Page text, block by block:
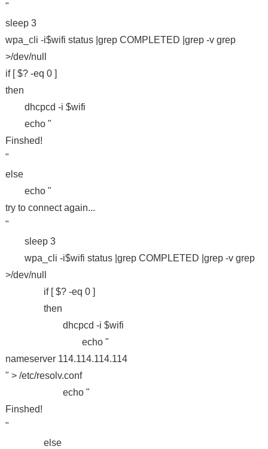
"
sleep 3
wpa_cli -i$wifi status |grep COMPLETED |grep -v grep
>/dev/null
if [ $? -eq 0 ]
then
dhcpcd -i $wifi
echo "
Finshed!
"
else
echo "
try to connect again...
"
sleep 3
wpa_cli -i$wifi status |grep COMPLETED |grep -v grep
>/dev/null
if [ $? -eq 0 ]
then
dhcpcd -i $wifi
echo "
nameserver 114.114.114.114
" > /etc/resolv.conf
echo "
Finshed!
"
else